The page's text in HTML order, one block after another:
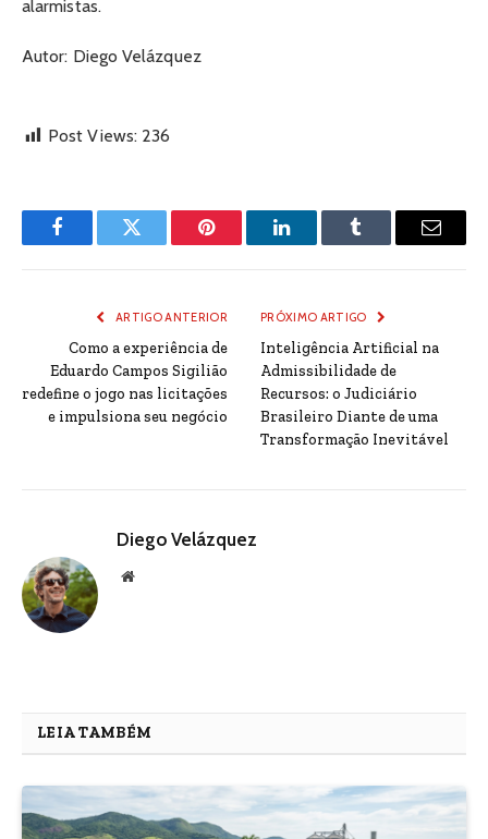
alarmistas.
Autor: Diego Velázquez
Post Views: 236
FacebookTwitter Pinterest LinkedInTumblr Email
ARTIGO ANTERIOR
Como a experiência de
Eduardo Campos Sigilião
redefine o jogo nas licitações
e impulsiona seu negócio
PRÓXIMO ARTIGO
Inteligência Artificial na
Admissibilidade de
Recursos: o Judiciário
Brasileiro Diante de uma
Transformação Inevitável
Diego Velázquez
Website
LEIA TAMBÉM